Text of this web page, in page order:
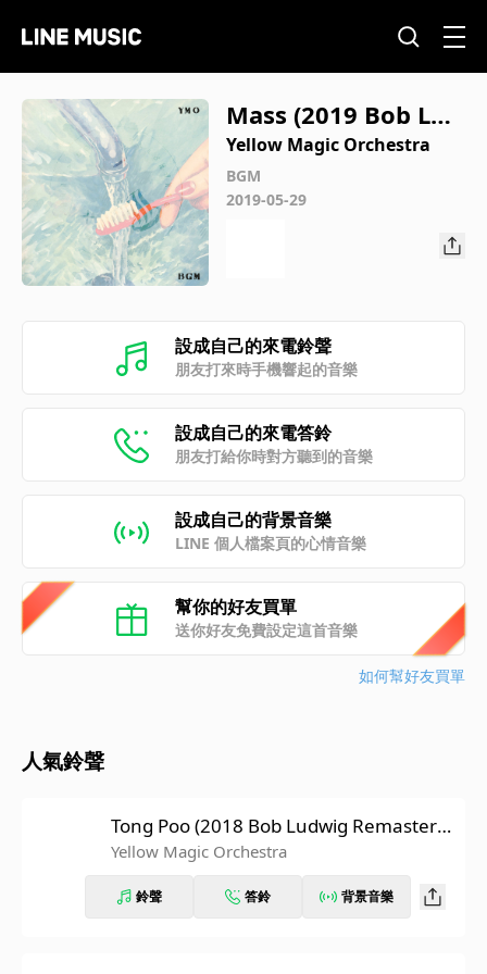
Mass (2019 Bob Lud
wig Remastering)
Yellow Magic Orchestra
BGM
2019-05-29
設成自己的來電鈴聲
朋友打來時手機響起的音樂
設成自己的來電答鈴
朋友打給你時對方聽到的音樂
設成自己的背景音樂
LINE 個人檔案頁的心情音樂
幫你的好友買單
送你好友免費設定這首音樂
如何幫好友買單
人氣鈴聲
Tong Poo (2018 Bob Ludwig Remasterin
g)
Yellow Magic Orchestra
鈴聲 答鈴 背景音樂